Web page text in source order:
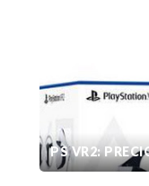
PS VR2: